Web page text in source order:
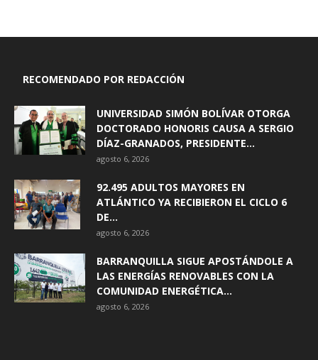
RECOMENDADO POR REDACCIÓN
UNIVERSIDAD SIMÓN BOLÍVAR OTORGA
DOCTORADO HONORIS CAUSA A SERGIO
DÍAZ-GRANADOS, PRESIDENTE...
agosto 6, 2026
92.495 ADULTOS MAYORES EN
ATLÁNTICO YA RECIBIERON EL CICLO 6
DE...
agosto 6, 2026
BARRANQUILLA SIGUE APOSTÁNDOLE A
LAS ENERGÍAS RENOVABLES CON LA
COMUNIDAD ENERGÉTICA...
agosto 6, 2026